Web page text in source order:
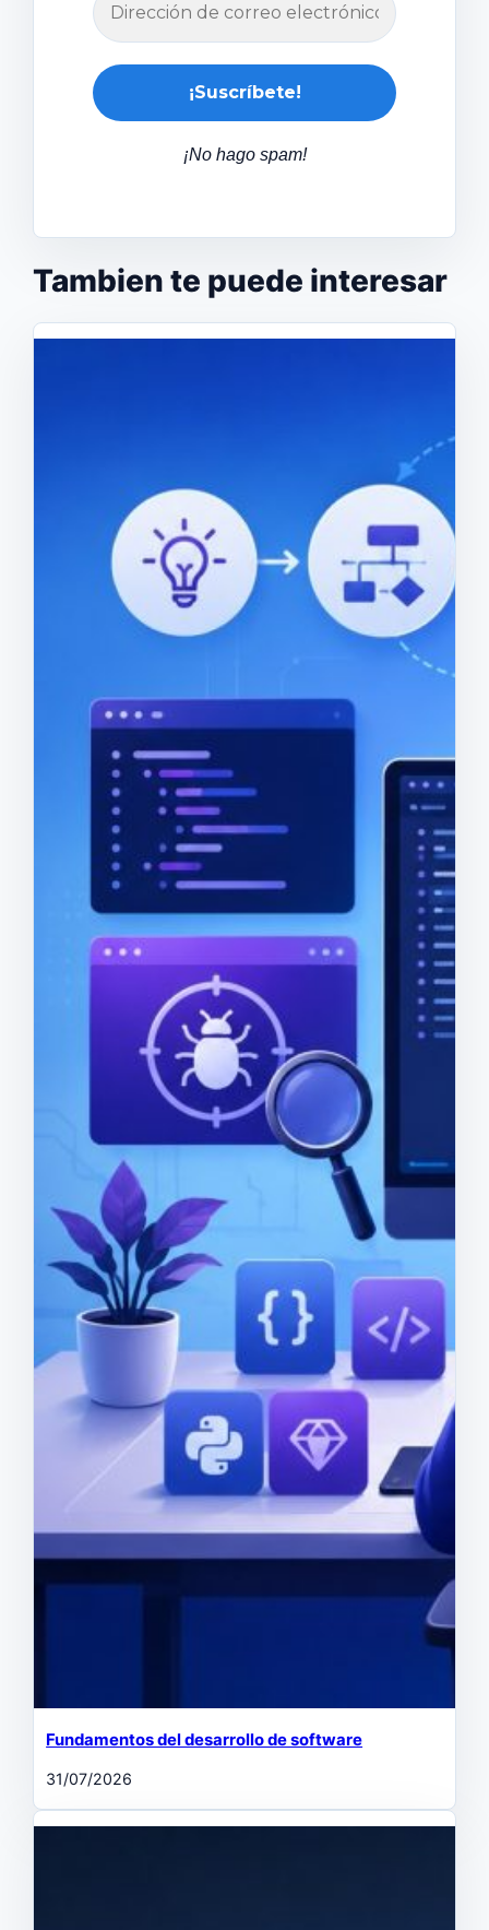
¡No hago spam!
Tambien te puede interesar
Fundamentos del desarrollo de software
31/07/2026